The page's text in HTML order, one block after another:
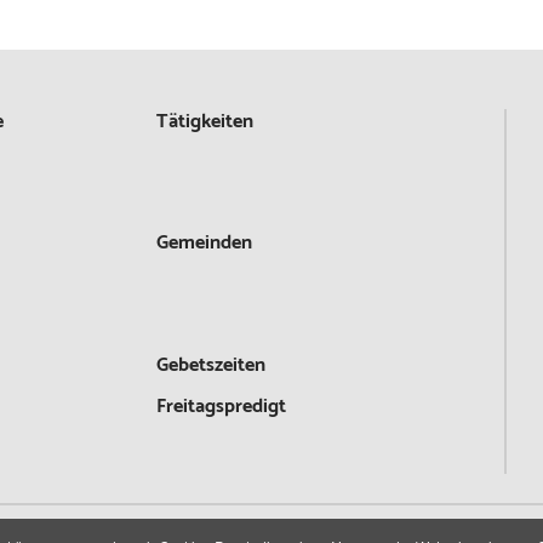
Tätigkeiten
Gemeinden
Gebetszeiten
Freitagspredigt
Navigation